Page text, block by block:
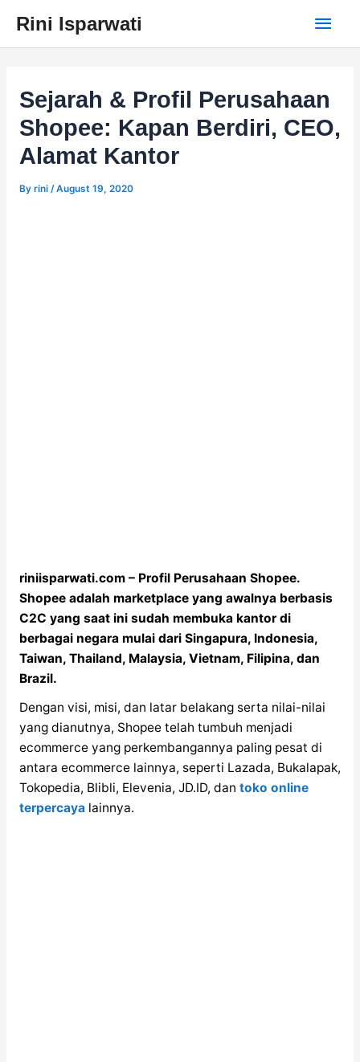
content
Rini Isparwati
Main
Sejarah & Profil Perusahaan
Shopee: Kapan Berdiri, CEO,
Alamat Kantor
By rini /August 19, 2020
riniisparwati.com – Profil Perusahaan Shopee.
Shopee adalah marketplace yang awalnya berbasis
C2C yang saat ini sudah membuka kantor di
berbagai negara mulai dari Singapura, Indonesia,
Taiwan, Thailand, Malaysia, Vietnam, Filipina, dan
Brazil.
Dengan visi, misi, dan latar belakang serta nilai-nilai
yang dianutnya, Shopee telah tumbuh menjadi
ecommerce yang perkembangannya paling pesat di
antara ecommerce lainnya, seperti Lazada, Bukalapak,
Tokopedia, Blibli, Elevenia, JD.ID, dan toko online
terpercayalainnya.